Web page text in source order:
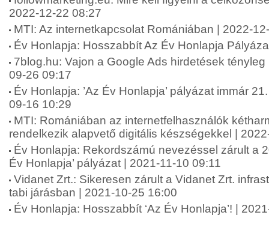
2022-12-22 08:27
MTI: Az internetkapcsolat Romániában | 2022-
Év Honlapja: Hosszabbít Az Év Honlapja
7blog.hu: Vajon a Google Ads hirdetések
09-26 09:17
Év Honlapja: ’Az Év Honlapja’ pályázat immár
09-16 10:29
MTI: Romániában az internetfelhasználók
rendelkezik alapvető digitális készségekkel |
Év Honlapja: Rekordszámú nevezéssel zárult a
Év Honlapja’ pályázat | 2021-11-10 09:11
Vidanet Zrt.: Sikeresen zárult a Vidanet Zrt.
tabi járásban | 2021-10-25 16:00
Év Honlapja: Hosszabbít ‘Az Év Honlapja’! |